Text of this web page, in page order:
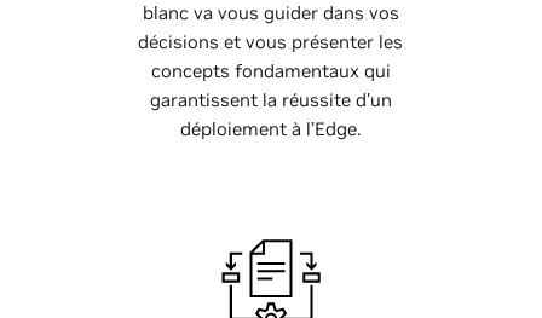
blanc va vous guider dans vos
décisions et vous présenter les
concepts fondamentaux qui
garantissent la réussite d’un
déploiement à l’Edge.